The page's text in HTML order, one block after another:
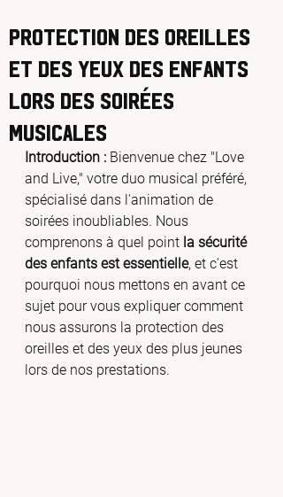
Protection des Oreilles
et des Yeux des Enfants
lors des Soirées
Musicales
Introduction : Bienvenue chez "Love
and Live," votre duo musical préféré,
spécialisé dans l'animation de
soirées inoubliables. Nous
comprenons à quel point la sécurité
des enfants est essentielle, et c'est
pourquoi nous mettons en avant ce
sujet pour vous expliquer comment
nous assurons la protection des
oreilles et des yeux des plus jeunes
lors de nos prestations.